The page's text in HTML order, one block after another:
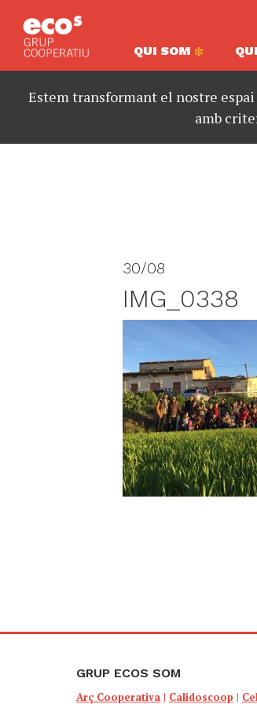
QUI SOM
Estem transformant el nostre espai
amb
30/08
IMG_0338
GRUP ECOS SOM
Arç Cooperativa | Calidoscoop |